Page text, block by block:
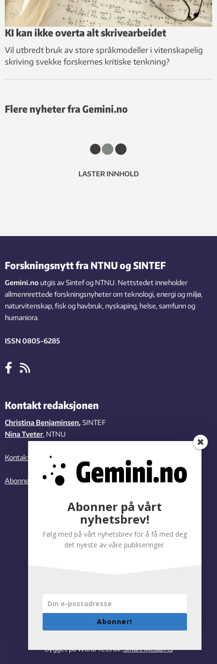
KI kan ikke overta alt skrivearbeidet
Vil utbredt bruk av store språkmodeller i vitenskapelig
skriving svekke forskernes kritiske tenkning?
Flere nyheter fra Gemini.no
LASTER INNHOLD
Forskningsnytt fra NTNU og SINTEF
Gemini.no utgis av Sintef og NTNU. Nettstedet inneholder
allmennrettede forskningsnyheter om teknologi, energi og miljø,
naturvitenskap, fisk og havbruk, nyskaping, helse, samfunn og
humaniora.
ISSN 0805-6285
Kontakt redaksjonen
Christina Benjaminsen, SINTEF
Nina Tveter, NTNU
Kontakt oss
Abonner på vårt nyhetsbrev
Personvernregler|Tilgjengelighetserklæring
Bygget på WordPress av:Smart Media AS
Abonner på vårt
nyhetsbrev!
Følg med på vårt nyhetsbrev for å få med deg
det nyeste av våre publiseringer.
Abonner!